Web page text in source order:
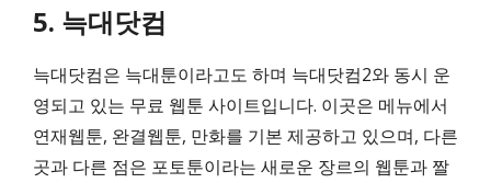
5. 늑대닷컴
늑대닷컴은 늑대툰이라고도 하며 늑대닷컴2와 동시 운
영되고 있는 무료 웹툰 사이트입니다. 이곳은 메뉴에서
연재웹툰, 완결웹툰, 만화를 기본 제공하고 있으며, 다른
곳과 다른 점은 포토툰이라는 새로운 장르의 웹툰과 짤